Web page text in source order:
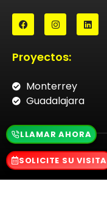
Proyectos:
Monterrey
Guadalajara
LLAMAR AHORA
SOLICITE SU VISITA